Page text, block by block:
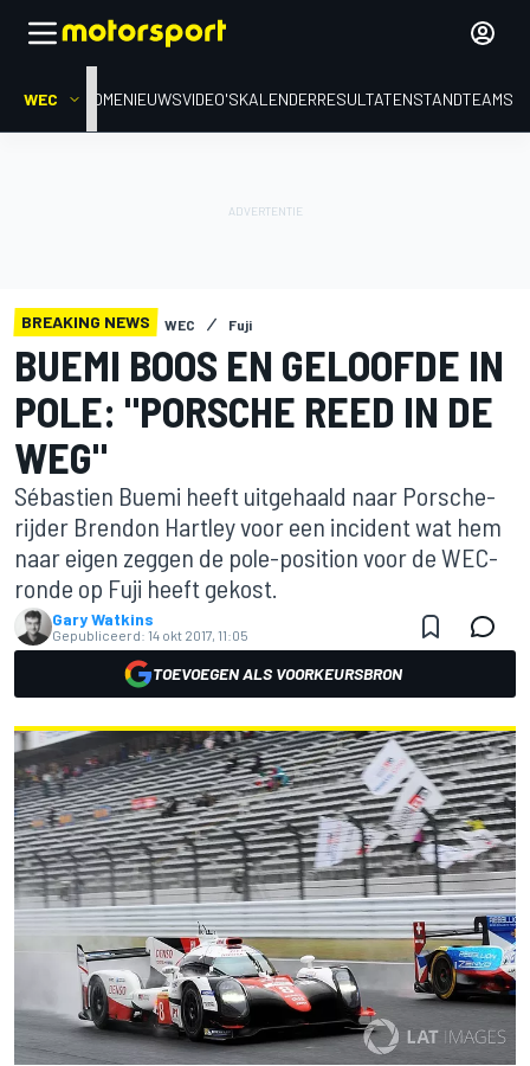
WEC HOMENIEUWSVIDEO'SKALENDERRESULTATENSTANDTEAMS
BREAKING NEWS WEC Fuji
BUEMI BOOS EN GELOOFDE IN
POLE: "PORSCHE REED IN DE
WEG"
Sébastien Buemi heeft uitgehaald naar Porsche-
rijder Brendon Hartley voor een incident wat hem
naar eigen zeggen de pole-position voor de WEC-
ronde op Fuji heeft gekost.
Gary Watkins
Gepubliceerd: 14 okt 2017, 11:05
TOEVOEGEN ALS VOORKEURSBRON